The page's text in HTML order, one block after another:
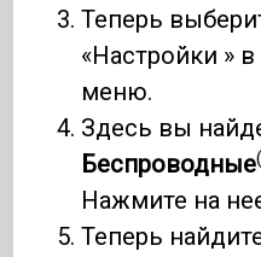
Теперь
«Настройки »
меню.
Здесь вы
Беспроводные
Нажмите на
Теперь